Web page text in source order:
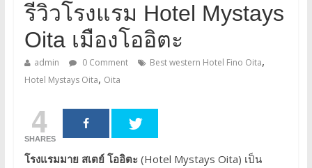
รีวิวโรงแรม Hotel Mystays
Oita เมืองโออิตะ
admin 0 Comment Best western Hotel Fino Oita,
Hotel Mystays Oita, Oita
4
SHARES
โรงแรมมาย สเตย์ โออิตะ(Hotel Mystays Oita) เป็น